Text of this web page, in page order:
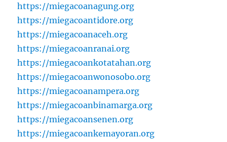
https://miegacoanagung.org
https://miegacoantidore.org
https://miegacoanaceh.org
https://miegacoanranai.org
https://miegacoankotatahan.org
https://miegacoanwonosobo.org
https://miegacoanampera.org
https://miegacoanbinamarga.org
https://miegacoansenen.org
https://miegacoankemayoran.org